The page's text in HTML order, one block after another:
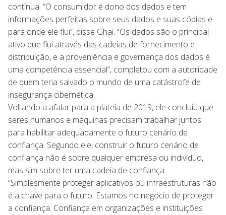
contínua. “O consumidor é dono dos dados e tem
informações perfeitas sobre seus dados e suas cópias e
para onde ele flui”, disse Ghai. “Os dados são o principal
ativo que flui através das cadeias de fornecimento e
distribuição, e a proveniência e governança dos dados é
uma competência essencial”, completou com a autoridade
de quem teria salvado o mundo de uma catástrofe de
insegurança cibernética.
Voltando a afalar para a plateia de 2019, ele concluiu que
seres humanos e máquinas precisam trabalhar juntos
para habilitar adequadamente o futuro cenário de
confiança. Segundo ele, construir o futuro cenário de
confiança não é sobre qualquer empresa ou indivíduo,
mas sim sobre ter uma cadeia de confiança.
“Simplesmente proteger aplicativos ou infraestruturas não
é a chave para o futuro. Estamos no negócio de proteger
a confiança. Confiança em organizações e instituições